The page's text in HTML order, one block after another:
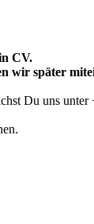
CV.
wir später
Du uns